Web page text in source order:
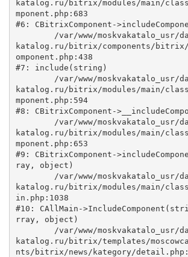
katalog.ru/bitrix/modules/main/
mponent.php:683
#6: CBitrixComponent-
katalog.ru/bitrix/components/
omponent.php:438
#7: include(string)
katalog.ru/bitrix/modules/main/
mponent.php:594
#8: CBitrixComponent-
katalog.ru/bitrix/modules/main/
mponent.php:653
#9: CBitrixComponent-
ray, object)
katalog.ru/bitrix/modules/main/
in.php:1038
#10: CAllMain-
rray, object)
katalog.ru/bitrix/templates/
nts/bitrix/news/kategory/